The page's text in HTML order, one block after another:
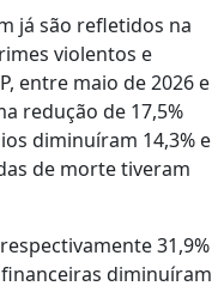
já são refletidos na
violentos e
entre maio de 2026 e
redução de 17,5%
diminuíram 14,3% e
de morte tiveram
31,9%
financeiras diminuíram